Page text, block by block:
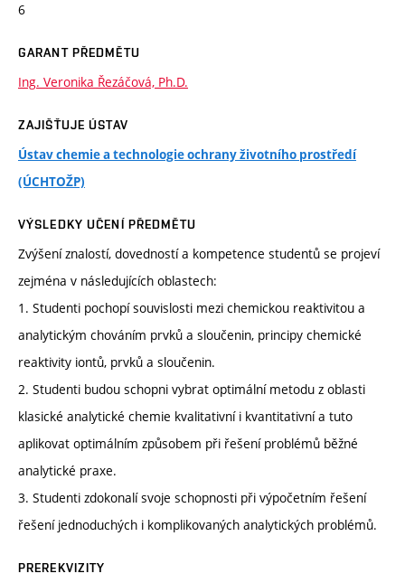
6
GARANT PŘEDMĚTU
Ing. Veronika Řezáčová, Ph.D.
ZAJIŠŤUJE ÚSTAV
Ústav chemie a technologie ochrany životního prostředí
(ÚCHTOŽP)
VÝSLEDKY UČENÍ PŘEDMĚTU
Zvýšení znalostí, dovedností a kompetence studentů se projeví
zejména v následujících oblastech:
1. Studenti pochopí souvislosti mezi chemickou reaktivitou a
analytickým chováním prvků a sloučenin, principy chemické
reaktivity iontů, prvků a sloučenin.
2. Studenti budou schopni vybrat optimální metodu z oblasti
klasické analytické chemie kvalitativní i kvantitativní a tuto
aplikovat optimálním způsobem při řešení problémů běžné
analytické praxe.
3. Studenti zdokonalí svoje schopnosti při výpočetním řešení
řešení jednoduchých i komplikovaných analytických problémů.
PREREKVIZITY